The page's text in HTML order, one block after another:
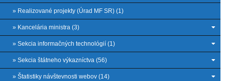
» Realizované projekty (Úrad MF SR) (1)
» Kancelária ministra (3)
» Sekcia informačných technológií (1)
» Sekcia štátneho výkazníctva (56)
» Štatistiky návštevnosti webov (14)